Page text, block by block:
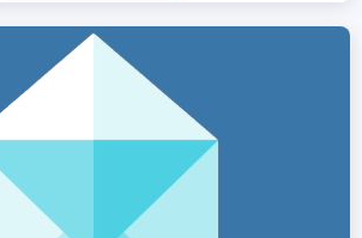
|Protection des données